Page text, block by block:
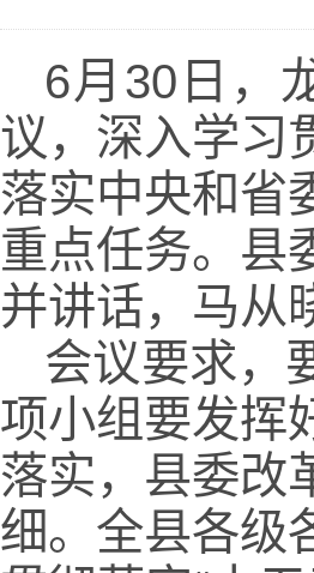
6月30日，
议，深入学习
落实中央和省
重点任务。县
并讲话，马从
会议要求，
项小组要发挥
落实，县委改
细。全县各级